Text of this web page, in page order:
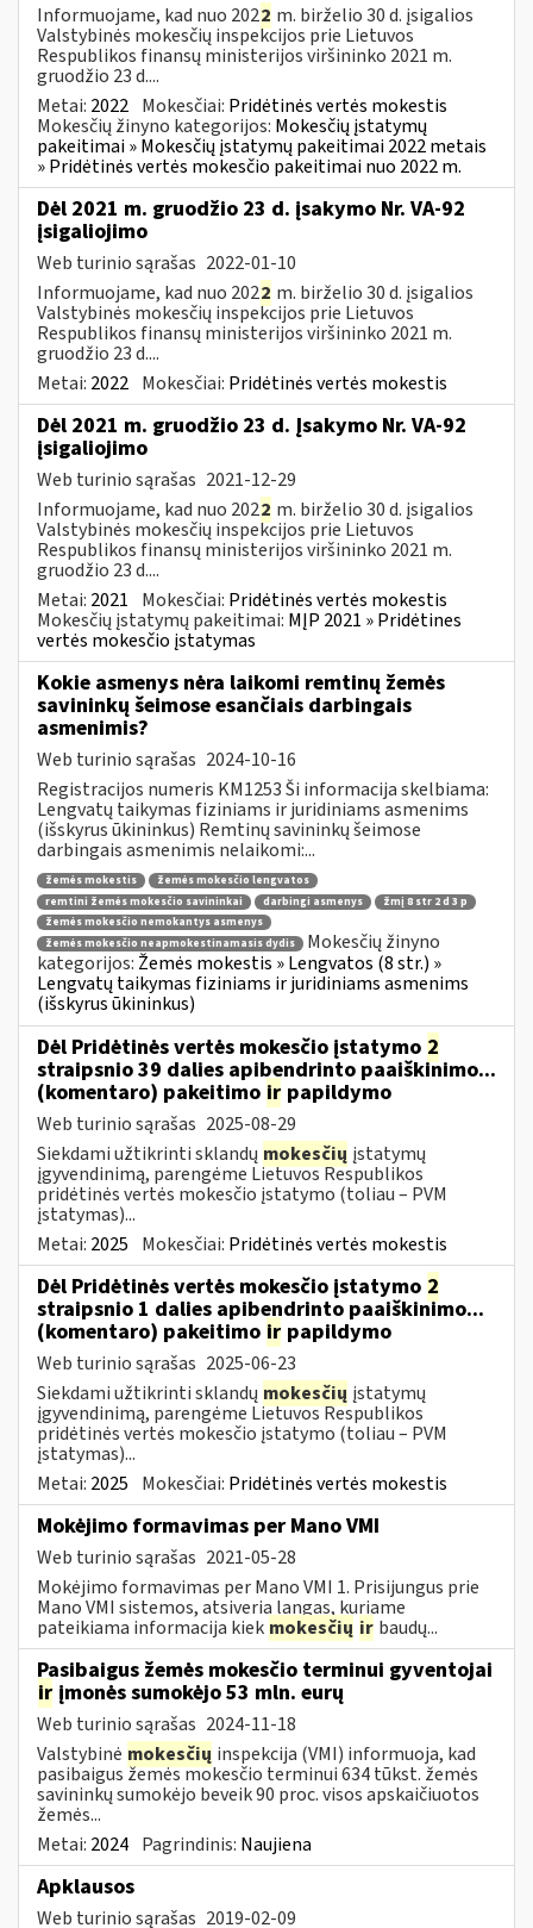
Informuojame, kad nuo 2022 m. birželio 30 d. įsigalios
Valstybinės mokesčių inspekcijos prie Lietuvos
Respublikos finansų ministerijos viršininko 2021 m.
gruodžio 23 d....
Metai: 2022 Mokesčiai: Pridėtinės vertės mokestis
Mokesčių žinyno kategorijos: Mokesčių įstatymų
pakeitimai » Mokesčių įstatymų pakeitimai 2022 metais
» Pridėtinės vertės mokesčio pakeitimai nuo 2022 m.
Dėl 2021 m. gruodžio 23 d. įsakymo Nr. VA-92
įsigaliojimo
Web turinio sąrašas 2022-01-10
Informuojame, kad nuo 2022 m. birželio 30 d. įsigalios
Valstybinės mokesčių inspekcijos prie Lietuvos
Respublikos finansų ministerijos viršininko 2021 m.
gruodžio 23 d....
Metai: 2022 Mokesčiai: Pridėtinės vertės mokestis
Dėl 2021 m. gruodžio 23 d. Įsakymo Nr. VA-92
įsigaliojimo
Web turinio sąrašas 2021-12-29
Informuojame, kad nuo 2022 m. birželio 30 d. įsigalios
Valstybinės mokesčių inspekcijos prie Lietuvos
Respublikos finansų ministerijos viršininko 2021 m.
gruodžio 23 d....
Metai: 2021 Mokesčiai: Pridėtinės vertės mokestis
Mokesčių įstatymų pakeitimai: MĮP 2021 » Pridėtines
vertės mokesčio įstatymas
Kokie asmenys nėra laikomi remtinų žemės
savininkų šeimose esančiais darbingais
asmenimis?
Web turinio sąrašas 2024-10-16
Registracijos numeris KM1253 Ši informacija skelbiama:
Lengvatų taikymas fiziniams ir juridiniams asmenims
(išskyrus ūkininkus) Remtinų savininkų šeimose
darbingais asmenimis nelaikomi:...
žemės mokestis
žemės mokesčio lengvatos
remtini žemės mokesčio savininkai
darbingi asmenys
žmį 8 str 2 d 3 p
žemės mokesčio nemokantys asmenys
žemės mokesčio neapmokestinamasis dydis
Mokesčių žinyno
kategorijos: Žemės mokestis » Lengvatos (8 str.) »
Lengvatų taikymas fiziniams ir juridiniams asmenims
(išskyrus ūkininkus)
Dėl Pridėtinės vertės mokesčio įstatymo 2
straipsnio 39 dalies apibendrinto paaiškinimo...
(komentaro) pakeitimo ir papildymo
Web turinio sąrašas 2025-08-29
Siekdami užtikrinti sklandų mokesčių įstatymų
įgyvendinimą, parengėme Lietuvos Respublikos
pridėtinės vertės mokesčio įstatymo (toliau – PVM
įstatymas)...
Metai: 2025 Mokesčiai: Pridėtinės vertės mokestis
Dėl Pridėtinės vertės mokesčio įstatymo 2
straipsnio 1 dalies apibendrinto paaiškinimo...
(komentaro) pakeitimo ir papildymo
Web turinio sąrašas 2025-06-23
Siekdami užtikrinti sklandų mokesčių įstatymų
įgyvendinimą, parengėme Lietuvos Respublikos
pridėtinės vertės mokesčio įstatymo (toliau – PVM
įstatymas)...
Metai: 2025 Mokesčiai: Pridėtinės vertės mokestis
Mokėjimo formavimas per Mano VMI
Web turinio sąrašas 2021-05-28
Mokėjimo formavimas per Mano VMI 1. Prisijungus prie
Mano VMI sistemos, atsiveria langas, kuriame
pateikiama informacija kiek mokesčių ir baudų...
Pasibaigus žemės mokesčio terminui gyventojai
ir įmonės sumokėjo 53 mln. eurų
Web turinio sąrašas 2024-11-18
Valstybinė mokesčių inspekcija (VMI) informuoja, kad
pasibaigus žemės mokesčio terminui 634 tūkst. žemės
savininkų sumokėjo beveik 90 proc. visos apskaičiuotos
žemės...
Metai: 2024 Pagrindinis: Naujiena
Apklausos
Web turinio sąrašas 2019-02-09